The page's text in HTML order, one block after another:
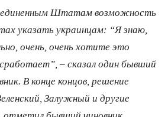
Штатам возможность
указать украинцам: “Я знаю,
очень, очень хотите это
– сказал один бывший
В конце концов, решение
Залужный и другие